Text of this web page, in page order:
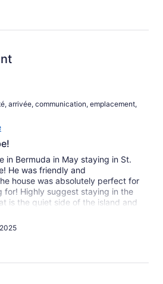
arrivée, communication, emplacement,
in Bermuda in May staying in St.
He was friendly and
house was absolutely perfect for
for! Highly suggest staying in the
is the quiet side of the island and
Definitely cant beat the